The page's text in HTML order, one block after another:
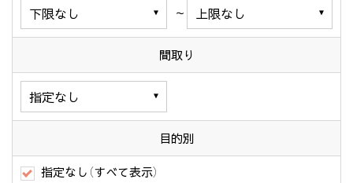
～
間取り
目的別
指定なし（すべて表示）